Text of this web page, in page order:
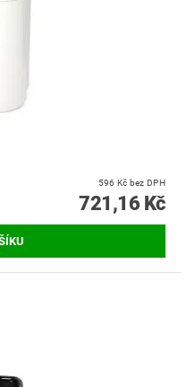
596 Kč bez DPH
721,16 Kč